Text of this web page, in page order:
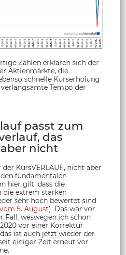
Zahlen erklären sich der
Aktienmärkte, die
schnelle Kurserholung
Tempo der
passt zum
das
nicht
KursVERLAUF, nicht aber
fundamentalen
hier gilt, dass die
extrem starken
sehr hoch bewertet sind
5. August). Das war vor
Fall, weswegen ich schon
vor einer Korrektur
ist auch jetzt wieder der
einiger Zeit erneut vor